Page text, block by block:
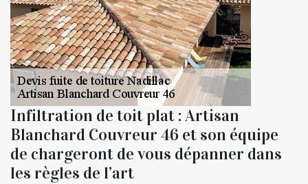
Infiltration de toit plat : Artisan
Blanchard Couvreur 46 et son équipe
de chargeront de vous dépanner dans
les règles de l’art